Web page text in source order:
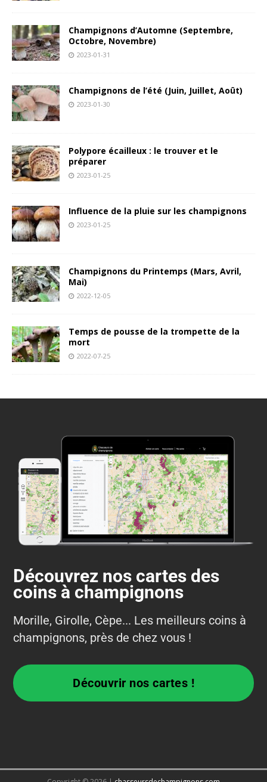
Champignons d’Automne (Septembre,
Octobre, Novembre)
2023-01-31
Champignons de l’été (Juin, Juillet, Août)
2023-01-30
Polypore écailleux : le trouver et le
préparer
2023-01-25
Influence de la pluie sur les champignons
2023-01-25
Champignons du Printemps (Mars, Avril,
Mai)
2022-12-05
Temps de pousse de la trompette de la
mort
2022-07-25
Découvrez nos cartes des
coins à champignons
Morille, Girolle, Cèpe... Les meilleurs coins à
champignons, près de chez vous !
Découvrir nos cartes !